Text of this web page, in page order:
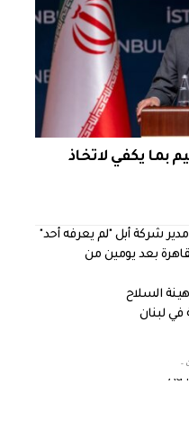
بما يكفي لاتخاذ
شركة أبل "لم يعرفه أحد"
بعد يومين من
السلاح
في لبنان
-